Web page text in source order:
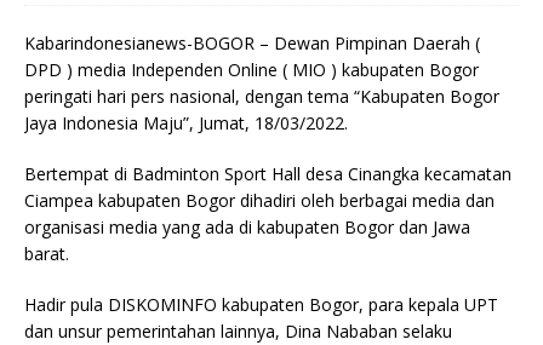
Kabarindonesianews-BOGOR – Dewan Pimpinan Daerah (
DPD ) media Independen Online ( MIO ) kabupaten Bogor
peringati hari pers nasional, dengan tema “Kabupaten Bogor
Jaya Indonesia Maju”, Jumat, 18/03/2022.
Bertempat di Badminton Sport Hall desa Cinangka kecamatan
Ciampea kabupaten Bogor dihadiri oleh berbagai media dan
organisasi media yang ada di kabupaten Bogor dan Jawa
barat.
Hadir pula DISKOMINFO kabupaten Bogor, para kepala UPT
dan unsur pemerintahan lainnya, Dina Nababan selaku